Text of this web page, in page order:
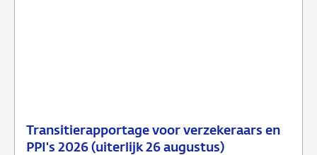
Transitierapportage voor verzekeraars en
PPI's 2026 (uiterlijk 26 augustus)
29
Nieuwsbericht